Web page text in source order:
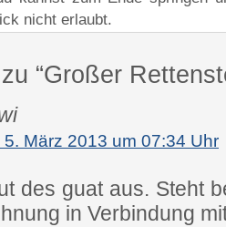
nicht erlaubt.
“Großer
5. März 2013 um 07:34 Uhr
des guat aus. Steht
in Verbindung